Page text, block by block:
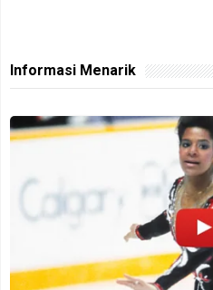
Informasi Menarik